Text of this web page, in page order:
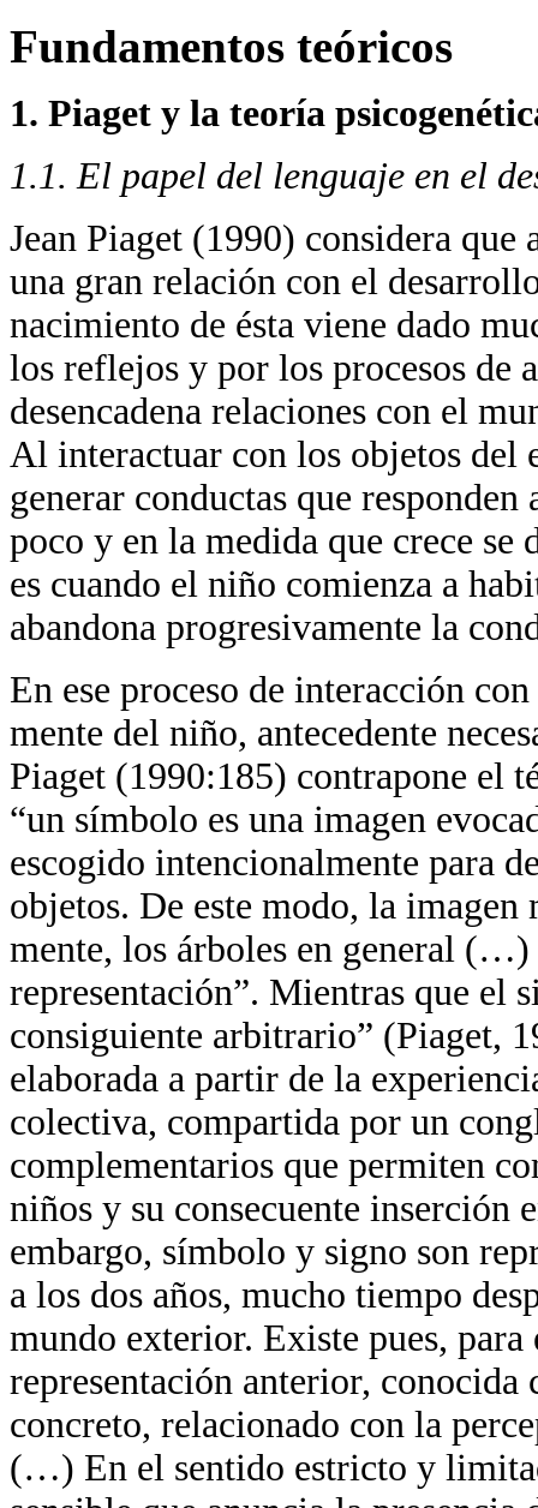
Fundamentos teóricos
1. Piaget y la teoría
1.1. El papel del lenguaje en el
Jean Piaget (1990) considera
una gran relación con el
nacimiento de ésta viene dado
los reflejos y por los procesos de
desencadena relaciones con el
Al interactuar con los objetos del
generar conductas que
poco y en la medida que crece
es cuando el niño comienza a
abandona progresivamente la
En ese proceso de interacción
mente del niño, antecedente
Piaget (1990:185) contrapone el
“un símbolo es una imagen
escogido intencionalmente para
objetos. De este modo, la
mente, los árboles en general
representación”. Mientras que el
consiguiente arbitrario” (Piaget,
elaborada a partir de la
colectiva, compartida por un
complementarios que permiten
niños y su consecuente inserción
embargo, símbolo y signo son
a los dos años, mucho tiempo
mundo exterior. Existe pues,
representación anterior,
concreto, relacionado con la
(…) En el sentido estricto y